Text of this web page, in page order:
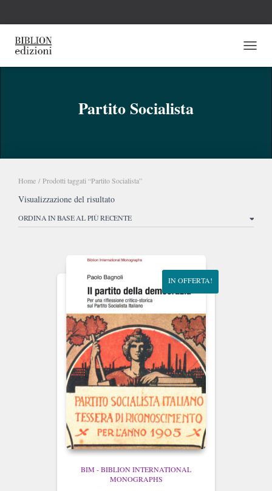
Partito Socialista
Home / Prodotti taggati “Partito Socialista”
Visualizzazione del risultato
IN OFFERTA!
BIM - BIBLION INTERNATIONAL
MONOGRAPHS